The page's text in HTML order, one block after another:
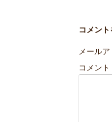
コメン
メール
コメント